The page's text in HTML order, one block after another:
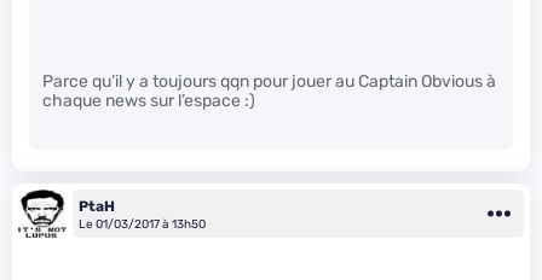
Parce qu’il y a toujours qqn pour jouer au Captain Obvious à
chaque news sur l’espace :)
PtaH
Le 01/03/2017 à 13h50